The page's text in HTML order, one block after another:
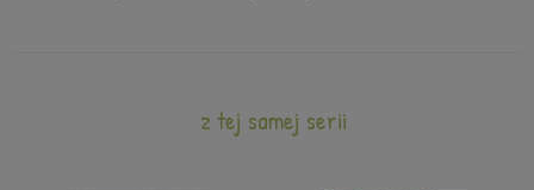
z tej samej serii